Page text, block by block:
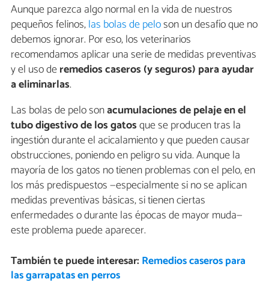
Aunque parezca algo normal en la vida de nuestros
pequeños felinos,las bolas de peloson un desafío que no
debemos ignorar. Por eso, los veterinarios
recomendamos aplicar una serie de medidas preventivas
y el uso deremedios caseros (y seguros) para ayudar
a eliminarlas.
Las bolas de pelo sonacumulaciones de pelaje en el
tubo digestivo de los gatosque se producen tras la
ingestión durante el acicalamiento y que pueden causar
obstrucciones, poniendo en peligro su vida. Aunque la
mayoría de los gatos no tienen problemas con el pelo, en
los más predispuestos —especialmente si no se aplican
medidas preventivas básicas, si tienen ciertas
enfermedades o durante las épocas de mayor muda—
este problema puede aparecer.
También te puede interesar: Remedios caseros para
las garrapatas en perros